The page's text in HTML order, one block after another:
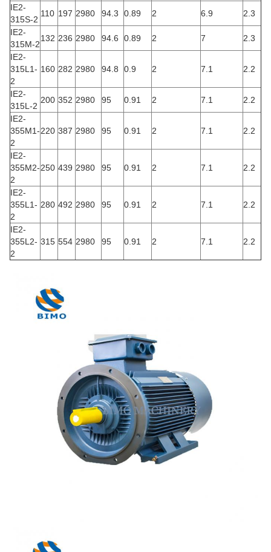
IE2-
315S-2
110 197 2980 94.3 0.89 2 6.9
2.3
IE2-
315M-2
132 236 2980 94.6 0.89 2 7
2.3
IE2-
315L1-
2
160 282 2980 94.8 0.9 2 7.1 2.2
IE2-
315L-2
200 352 2980 95 0.91 2 7.1
2.2
IE2-
355M1-
2
220 387 2980 95 0.91 2 7.1 2.2
IE2-
355M2-
2
250 439 2980 95 0.91 2 7.1 2.2
IE2-
355L1-
2
280 492 2980 95 0.91 2 7.1 2.2
IE2-
355L2-
2
315 554 2980 95 0.91 2 7.1 2.2